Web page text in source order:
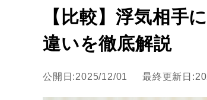
【比較】浮気相手
違いを徹底解説
公開日:2025/12/01 最終更新日